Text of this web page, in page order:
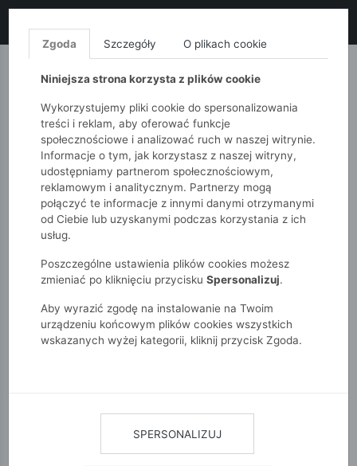
MONNARI QUIOSQUE
51015kids
Akcesoria
Rajstopy dziewczęce z wzorem - szare
Zgoda Szczegóły O plikach cookie
Niniejsza strona korzysta z plików cookie
Wykorzystujemy pliki cookie do spersonalizowania
treści i reklam, aby oferować funkcje
społecznościowe i analizować ruch w naszej witrynie.
Informacje o tym, jak korzystasz z naszej witryny,
udostępniamy partnerom społecznościowym,
reklamowym i analitycznym. Partnerzy mogą
połączyć te informacje z innymi danymi otrzymanymi
od Ciebie lub uzyskanymi podczas korzystania z ich
usług.
Poszczególne ustawienia plików cookies możesz
zmieniać po kliknięciu przycisku Spersonalizuj.
Aby wyrazić zgodę na instalowanie na Twoim
urządzeniu końcowym plików cookies wszystkich
wskazanych wyżej kategorii, kliknij przycisk Zgoda.
SPERSONALIZUJ